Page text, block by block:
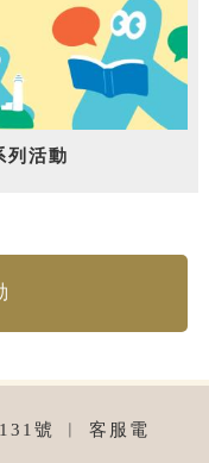
列活動
號 ︱ 客服電